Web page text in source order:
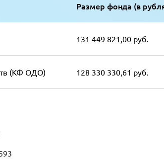
Размер фонда (в
131 449 821,00 руб.
(КФ ОДО) 128 330 330,61 руб.